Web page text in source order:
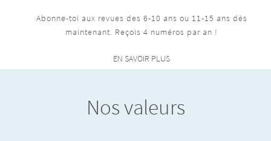
Abonne-toi aux revues des 6-10 ans ou 11-15 ans dès
maintenant. Reçois 4 numéros par an !
EN SAVOIR PLUS
Nos valeurs